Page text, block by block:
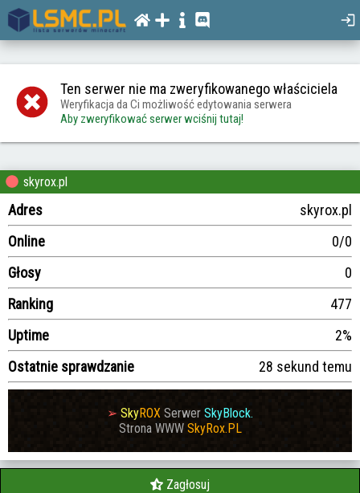
Ten serwer nie ma zweryfikowanego właściciela
Weryfikacja da Ci możliwość edytowania serwera
Aby zweryfikować serwer wciśnij tutaj!
skyrox.pl
Adres
skyrox.pl
Online
0/0
Głosy
0
Ranking
477
Uptime
2%
Ostatnie sprawdzanie
29 sekund temu
➢ SkyROX Serwer SkyBlock.
Strona WWW SkyRox.PL
Zagłosuj